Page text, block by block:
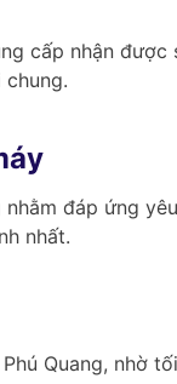
cấp nhận
đáp ứng
nhất.
Quang, nhờ